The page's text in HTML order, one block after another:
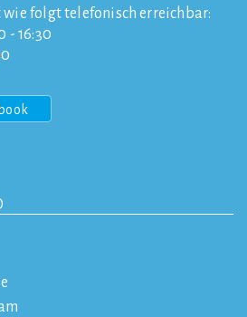
wie folgt telefonisch erreichbar:
- 16:30